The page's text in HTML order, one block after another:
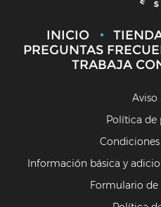
INICIO
PREGUNTAS
TRABAJA
Aviso
Política de
Información básica y
Formulario